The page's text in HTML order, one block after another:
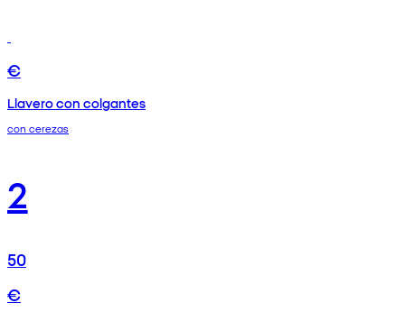
€
Llavero con colgantes
con cerezas
2
50
€